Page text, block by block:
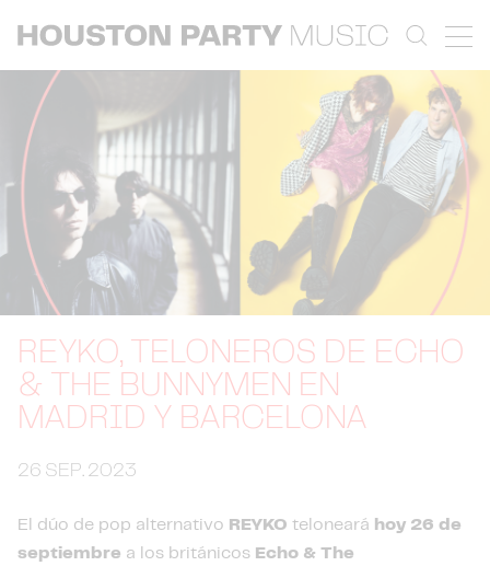
REYKO, TELONEROS DE ECHO
& THE BUNNYMEN EN
MADRID Y BARCELONA
26 SEP. 2023
El dúo de pop alternativo REYKO teloneará hoy 26 de
septiembre a los británicos Echo & The